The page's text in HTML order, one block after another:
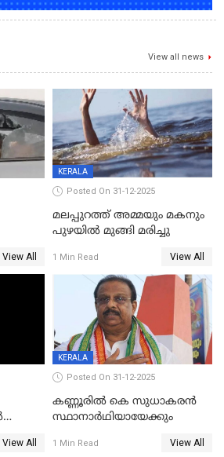
View all news
പിടിയിൽ
View All
KERALA
Posted On 31-12-2025
മലപ്പുറത്ത് അമ്മയും മകനും
പുഴയിൽ മുങ്ങി മരിച്ചു
1 Min Read View All
View All
KERALA
Posted On 31-12-2025
കണ്ണൂരിൽ കെ സുധാകരൻ
സ്ഥാനാർഥിയായേക്കും
1 Min Read View All